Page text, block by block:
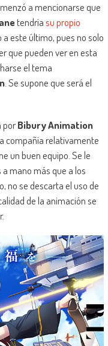
a mencionarse que
tendríasu propio
a este último, pues no solo
que pueden ver en esta
el tema
. Se supone que será el
porBibury Animation
compañía relativamente
un buen equipo. Se le
mano más que a los
no se descarta el uso de
de la animación se